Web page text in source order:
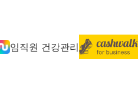
임직원 건강관리